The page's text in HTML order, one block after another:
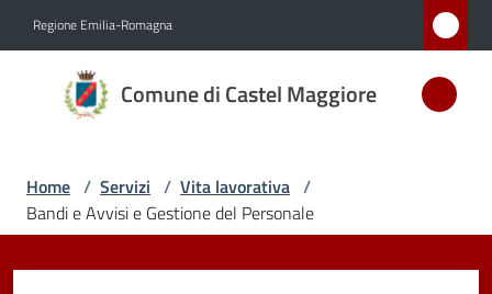
Regione Emilia-Romagna
Comune di Castel Maggiore
Comune
di Castel
D'ARGENTO
AL MERITO
Home / Servizi / Vita lavorativa /
Bandi e Avvisi e Gestione del Personale